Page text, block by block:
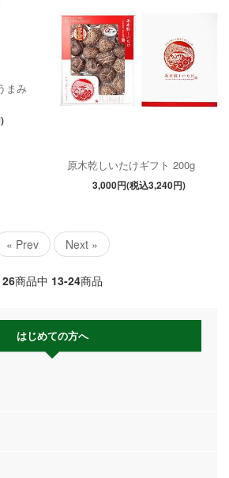
まみ
原木乾しいたけギフト 200g
3,000円(税込3,240円)
« Prev Next »
26商品中 13-24商品
はじめての方へ